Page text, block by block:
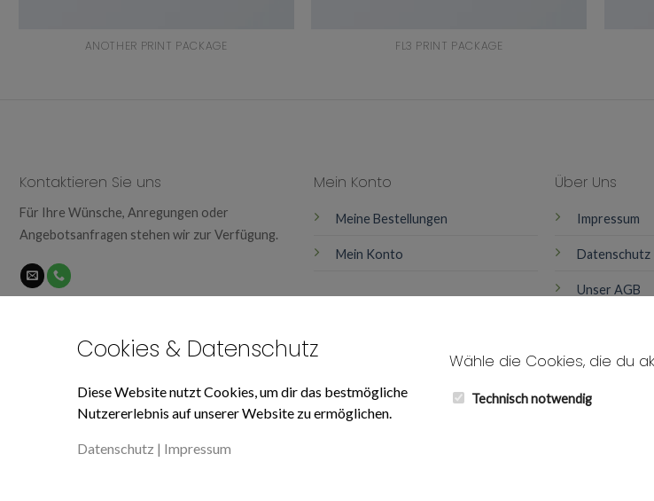
ANOTHER PRINT PACKAGE FL3 PRINT PACKAGE
Kontaktieren Sie uns
Für Ihre Wünsche, Anregungen oder
Angebotsanfragen stehen wir zur Verfügung.
Mein Konto
Meine Bestellungen
Mein Konto
Über Uns
Impressum
Datenschutz
Unser AGB
Kontakt
Cookies & Datenschutz
Diese Website nutzt Cookies, um dir das bestmögliche
Nutzererlebnis auf unserer Website zu ermöglichen.
Datenschutz | Impressum
Wähle die Cookies, die du
Technisch notwendig